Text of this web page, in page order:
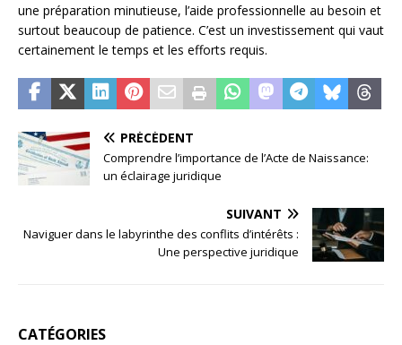
une préparation minutieuse, l’aide professionnelle au besoin et
surtout beaucoup de patience. C’est un investissement qui vaut
certainement le temps et les efforts requis.
PRÉCÉDENT
Comprendre l’importance de l’Acte de Naissance:
un éclairage juridique
SUIVANT
Naviguer dans le labyrinthe des conflits d’intérêts :
Une perspective juridique
CATÉGORIES